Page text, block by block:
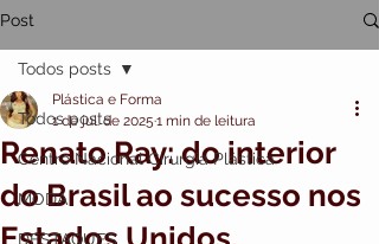
Post
Todos posts
Centro Nacional Cirurgia Plástica
MODA
DESTAQUES
Todos posts
Renato Ray: do interior
do Brasil ao sucesso nos
Plástica e Forma
1 de jul. de 2025 1 min de leitura